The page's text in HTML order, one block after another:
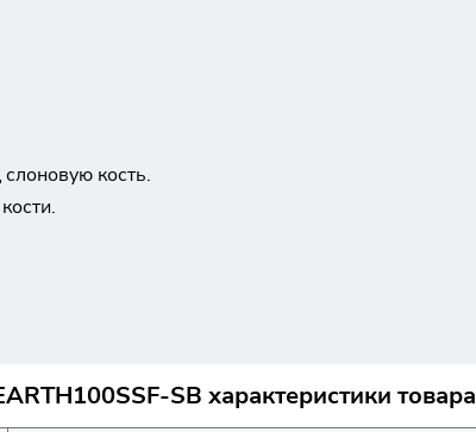
кость.
SB характеристики товара